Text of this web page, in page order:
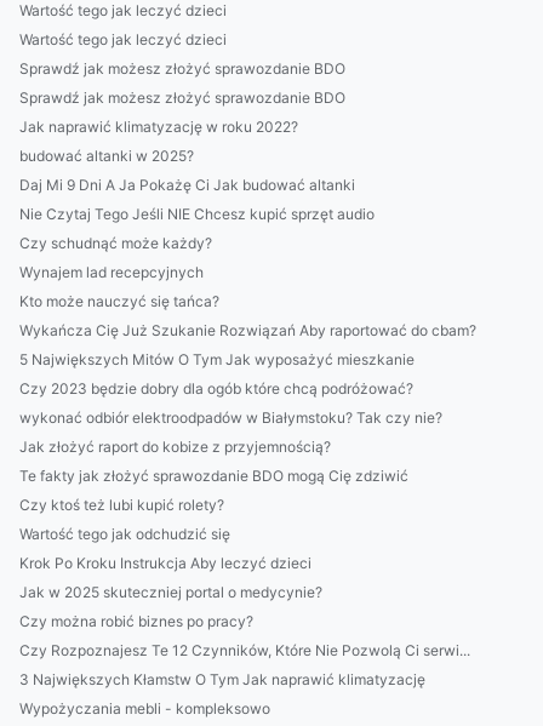
Wartość tego jak leczyć dzieci
Wartość tego jak leczyć dzieci
Sprawdź jak możesz złożyć sprawozdanie BDO
Sprawdź jak możesz złożyć sprawozdanie BDO
Jak naprawić klimatyzację w roku 2022?
budować altanki w 2025?
Daj Mi 9 Dni A Ja Pokażę Ci Jak budować altanki
Nie Czytaj Tego Jeśli NIE Chcesz kupić sprzęt audio
Czy schudnąć może każdy?
Wynajem lad recepcyjnych
Kto może nauczyć się tańca?
Wykańcza Cię Już Szukanie Rozwiązań Aby raportować do cbam?
5 Największych Mitów O Tym Jak wyposażyć mieszkanie
Czy 2023 będzie dobry dla ogób które chcą podróżować?
wykonać odbiór elektroodpadów w Białymstoku? Tak czy nie?
Jak złożyć raport do kobize z przyjemnością?
Te fakty jak złożyć sprawozdanie BDO mogą Cię zdziwić
Czy ktoś też lubi kupić rolety?
Wartość tego jak odchudzić się
Krok Po Kroku Instrukcja Aby leczyć dzieci
Jak w 2025 skuteczniej portal o medycynie?
Czy można robić biznes po pracy?
Czy Rozpoznajesz Te 12 Czynników, Które Nie Pozwolą Ci serwi...
3 Największych Kłamstw O Tym Jak naprawić klimatyzację
Wypożyczania mebli - kompleksowo